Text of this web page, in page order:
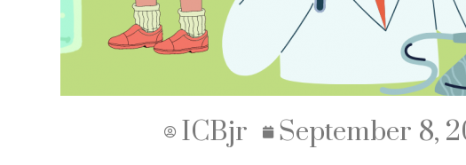
ICBjr September 8,